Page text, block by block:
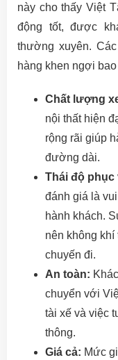
này cho thấy Việt
động tốt, được
thường xuyên.
hàng khen ngợi bao
Chất lượng
nội thất hiện
rộng rãi giúp
đường dài.
Thái độ phục
đánh giá là
hành khách.
nên không khí
chuyến đi.
An toàn:
chuyển với
tài xế và việc
thông.
Giá cả: Mức